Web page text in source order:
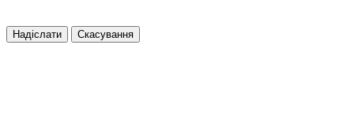
Надіслати Скасування